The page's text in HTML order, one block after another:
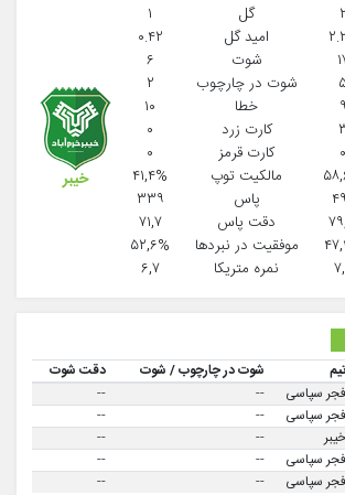
۲
۹
۰
گل
امید گل
شوت
شوت در چارچوب
خطا
کارت زرد
کارت قرمز
مالکیت توپ
پاس
دقت پاس
موفقيت در نبردها
نمره متریکا
۱
۰.۴۲
۶
۲
۱۰
۰
۰
۴۱,۴%
۳۳۹
۷۱,۷
۵۲,۶%
۶,۷
خیبر
تیم شوت در چارچوب / شوت
دقت شوت
فجر سپاسی --
--
فجر سپاسی --
--
خیبر --
--
فجر سپاسی --
--
فجر سپاسی --
--